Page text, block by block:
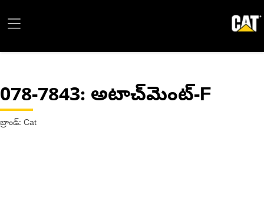
078-7843: అటాచ్‌మెంట్-F
బ్రాండ్: Cat